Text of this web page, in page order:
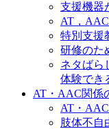
支援機器
AT，
特別支援
研修のた
ネタばら
体験でき
AT・AAC関係
AT・AAC
肢体不自